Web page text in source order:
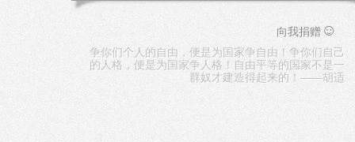
向我捐赠 ☺
争你们个人的自由，便是为国家争自由！争你们自己
的人格，便是为国家争人格！自由平等的国家不是一
群奴才建造得起来的！——胡适